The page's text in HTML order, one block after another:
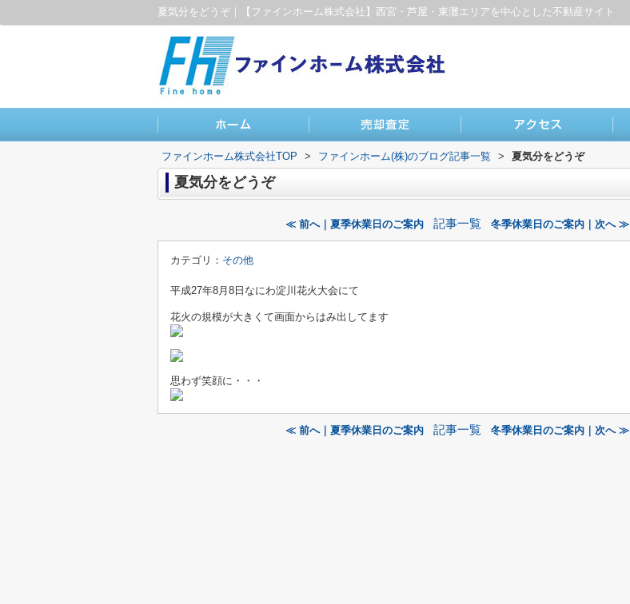
夏気分をどうぞ｜【ファインホーム株式会社】西宮・芦屋・東灘エリアを中心とした不動産サイト
ファインホーム株式会社TOP > ファインホーム(株)のブログ記事一覧 > 夏気分をどうぞ
夏気分をどうぞ
≪ 前へ｜夏季休業日のご案内 記事一覧 冬季休業日のご案内｜次へ ≫
カテゴリ： その他
平成27年8月8日なにわ淀川花火大会にて
花火の規模が大きくて画面からはみ出してます
思わず笑顔に・・・
≪ 前へ｜夏季休業日のご案内 記事一覧 冬季休業日のご案内｜次へ ≫